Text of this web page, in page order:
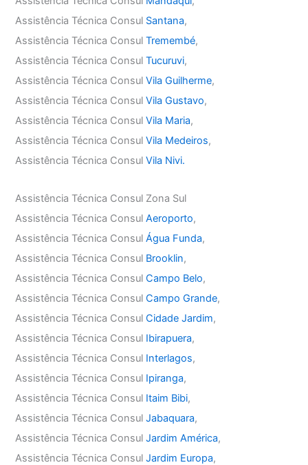
Assistência Técnica Consul Santana,
Assistência Técnica ConsulTremembé,
Assistência Técnica ConsulTucuruvi,
Assistência Técnica ConsulVila Guilherme,
Assistência Técnica ConsulVila Gustavo,
Assistência Técnica ConsulVila Maria,
Assistência Técnica ConsulVila Medeiros,
Assistência Técnica ConsulVila Nivi.
Assistência Técnica Consul Zona Sul
Assistência Técnica ConsulAeroporto,
Assistência Técnica ConsulÁgua Funda,
Assistência Técnica Consul Brooklin,
Assistência Técnica ConsulCampo Belo,
Assistência Técnica ConsulCampo Grande,
Assistência Técnica ConsulCidade Jardim,
Assistência Técnica Consul Ibirapuera,
Assistência Técnica Consul Interlagos,
Assistência Técnica Consul Ipiranga,
Assistência Técnica Consul Itaim Bibi,
Assistência Técnica ConsulJabaquara,
Assistência Técnica ConsulJardim América,
Assistência Técnica ConsulJardim Europa,